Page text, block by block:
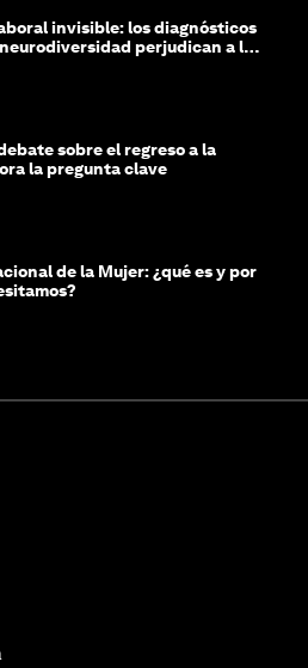
invisible: los diagnósticos
perjudican a las
sobre el regreso a la
la pregunta clave
de la Mujer: ¿qué es y por